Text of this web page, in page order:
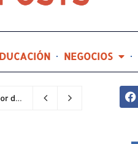
NEGOCIOS
Hospital General de Castañer entre los centros de salud comunitarios con mejor desempeño clínico de Estados Unidos